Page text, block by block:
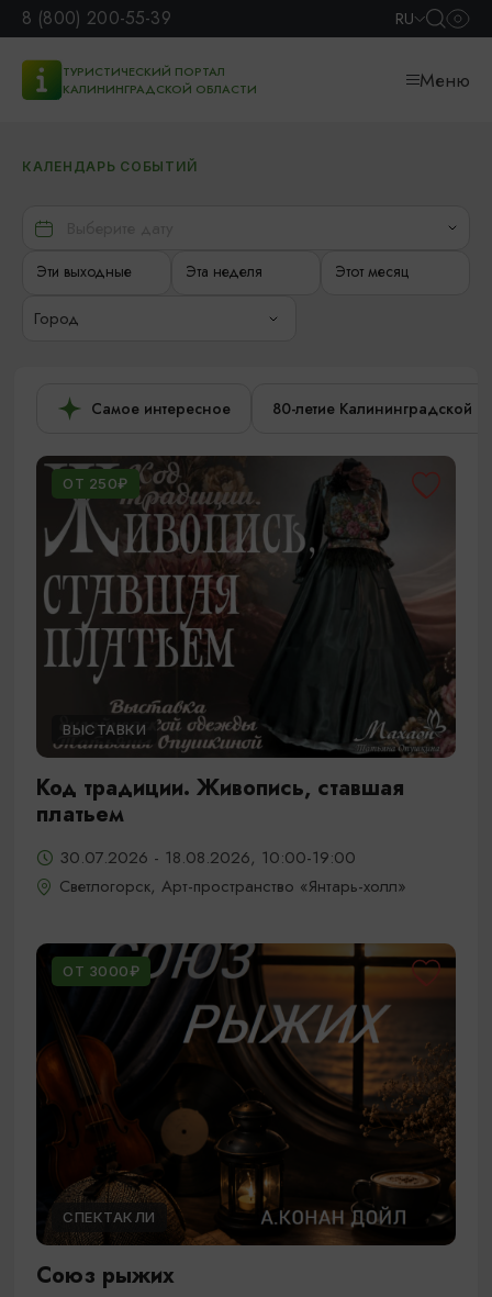
8 (800) 200-55-39 RU
ТУРИСТИЧЕСКИЙ ПОРТАЛ
КАЛИНИНГРАДСКОЙ ОБЛАСТИ
Меню
КАЛЕНДАРЬ СОБЫТИЙ
Эти выходные Эта неделя Этот месяц
Город
Самое интересное 80-летие Калининградской
ОТ 250₽
ВЫСТАВКИ
Код традиции. Живопись, ставшая
платьем
30.07.2026 - 18.08.2026, 10:00-19:00
Светлогорск, Арт-пространство «Янтарь-холл»
ОТ 3000₽
СПЕКТАКЛИ
Союз рыжих